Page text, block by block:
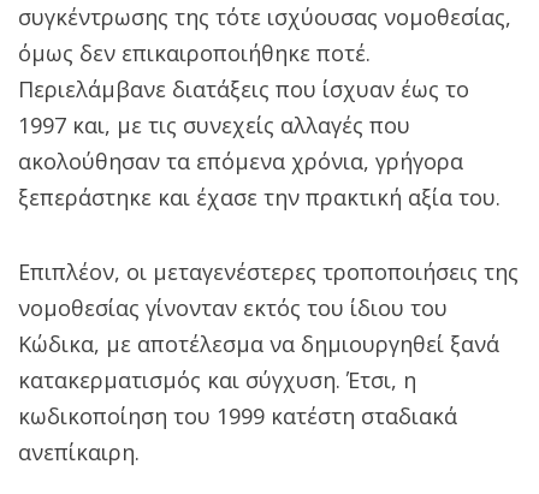
συγκέντρωσης της τότε ισχύουσας νομοθεσίας,
όμως δεν επικαιροποιήθηκε ποτέ.
Περιελάμβανε διατάξεις που ίσχυαν έως το
1997 και, με τις συνεχείς αλλαγές που
ακολούθησαν τα επόμενα χρόνια, γρήγορα
ξεπεράστηκε και έχασε την πρακτική αξία του.
Επιπλέον, οι μεταγενέστερες τροποποιήσεις της
νομοθεσίας γίνονταν εκτός του ίδιου του
Κώδικα, με αποτέλεσμα να δημιουργηθεί ξανά
κατακερματισμός και σύγχυση. Έτσι, η
κωδικοποίηση του 1999 κατέστη σταδιακά
ανεπίκαιρη.